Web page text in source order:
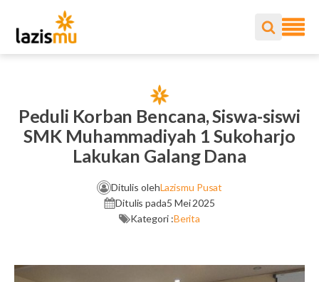
Peduli Korban Bencana, Siswa-siswi
SMK Muhammadiyah 1 Sukoharjo
Lakukan Galang Dana
Ditulis olehLazismu Pusat
Ditulis pada5 Mei 2025
Kategori :Berita